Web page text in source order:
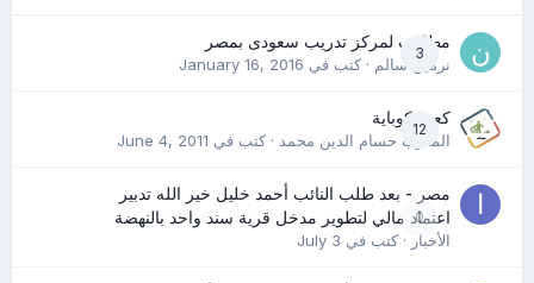
3
مطلوب لمركز تدريب سعودى بمصر
نرمين سالم· كتب في January 16, 2016
12
كعب كوباية
المدرب حسام الدين محمد· كتب في June 4, 2011
0
مصر - بعد طلب النائب أحمد خليل خير الله تدبير
اعتماد مالي لتطوير مدخل قرية سند واحد بالنهضة
الأخبار· كتب في July 3